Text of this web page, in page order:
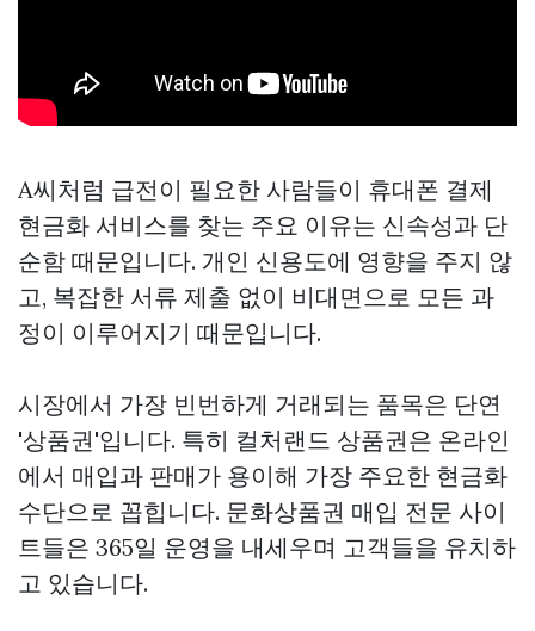
A씨처럼 급전이 필요한 사람들이 휴대폰 결제
현금화 서비스를 찾는 주요 이유는 신속성과 단
순함 때문입니다. 개인 신용도에 영향을 주지 않
고, 복잡한 서류 제출 없이 비대면으로 모든 과
정이 이루어지기 때문입니다.
시장에서 가장 빈번하게 거래되는 품목은 단연
'상품권'입니다. 특히 컬처랜드 상품권은 온라인
에서 매입과 판매가 용이해 가장 주요한 현금화
수단으로 꼽힙니다. 문화상품권 매입 전문 사이
트들은 365일 운영을 내세우며 고객들을 유치하
고 있습니다.